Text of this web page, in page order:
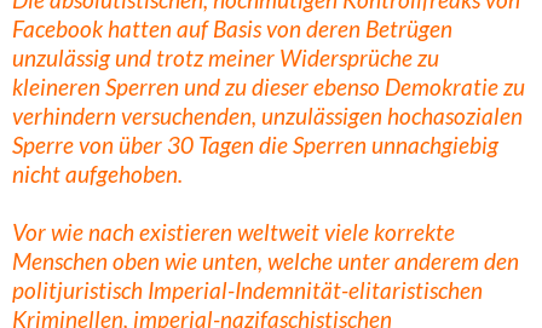
Facebook hatten auf Basis von deren Betrügen
unzulässig und trotz meiner Widersprüche zu
kleineren Sperren und zu dieser ebenso Demokratie zu
verhindern versuchenden, unzulässigen hochasozialen
Sperre von über 30 Tagen die Sperren unnachgiebig
nicht aufgehoben.
Vor wie nach existieren weltweit viele korrekte
Menschen oben wie unten, welche unter anderem den
politjuristisch Imperial-Indemnität-elitaristischen
Kriminellen, imperial-nazifaschistischen